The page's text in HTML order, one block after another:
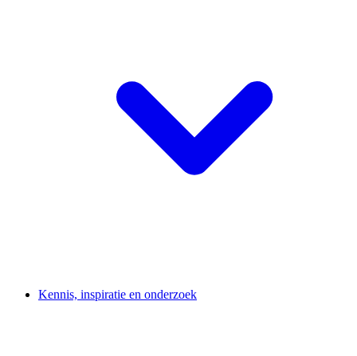
Kennis, inspiratie en onderzoek